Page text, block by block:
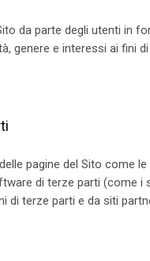
da parte degli utenti in
genere e interessi ai fini
pagine del Sito come
di terze parti (come i
di terze parti e da siti